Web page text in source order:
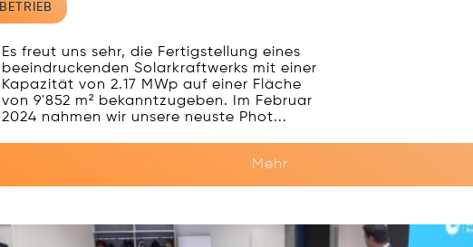
BETRIEB
Es freut uns sehr, die Fertigstellung eines
beeindruckenden Solarkraftwerks mit einer
Kapazität von 2.17 MWp auf einer Fläche
von 9'852 m² bekanntzugeben. Im Februar
2024 nahmen wir unsere neuste Phot...
Mehr